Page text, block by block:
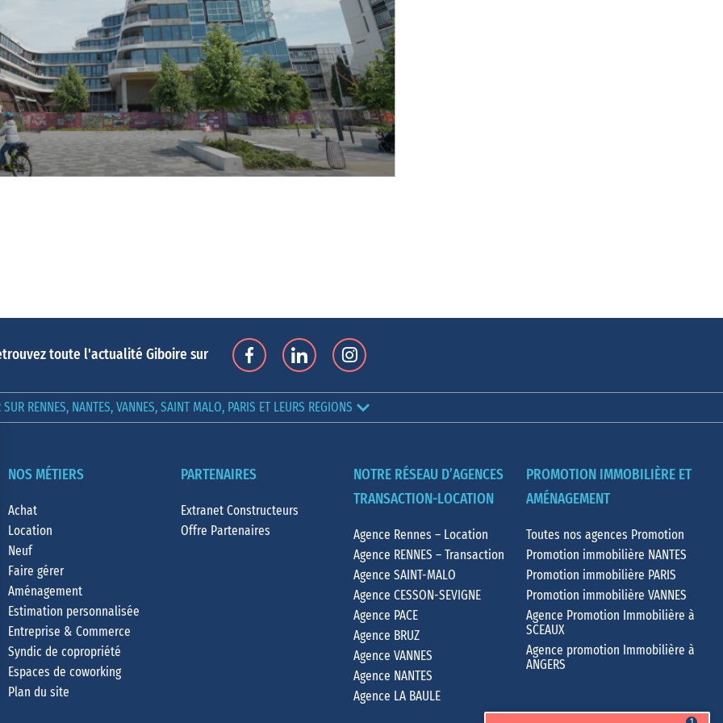
toute l'actualité Giboire sur
RENNES, NANTES, VANNES, SAINT MALO, PARIS ET LEURS REGIONS
NOS MÉTIERS
Achat
Location
Neuf
Faire gérer
Aménagement
Estimation personnalisée
Entreprise & Commerce
Syndic de copropriété
Espaces de coworking
Plan du site
PARTENAIRES
Extranet Constructeurs
Offre Partenaires
NOTRE RÉSEAU D’AGENCES
TRANSACTION-LOCATION
Agence Rennes – Location
Agence RENNES – Transaction
Agence SAINT-MALO
Agence CESSON-SEVIGNE
Agence PACE
Agence BRUZ
Agence VANNES
Agence NANTES
Agence LA BAULE
PROMOTION IMMOBILIÈRE ET
AMÉNAGEMENT
Toutes nos agences Promotion
Promotion immobilière NANTES
Promotion immobilière PARIS
Promotion immobilière VANNES
Agence Promotion Immobilière à
SCEAUX
Agence promotion Immobilière à
ANGERS